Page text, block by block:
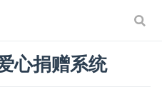
心捐赠系统